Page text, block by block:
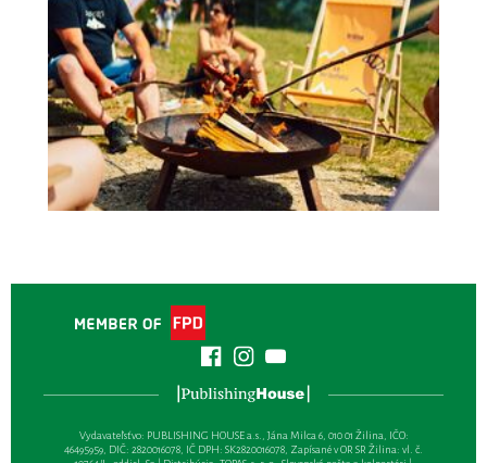
Vydavateľsťvo: PUBLISHING HOUSE a.s., Jána Milca 6, 010 01 Žilina, IČO:
46495959, DIČ: 2820016078, IČ DPH: SK2820016078, Zapísané v OR SR Žilina: vl. č.